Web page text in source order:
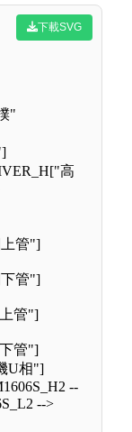
下載SVG
"
高
上管"]
下管"]
管"]
管"]
U相"]
--
-->